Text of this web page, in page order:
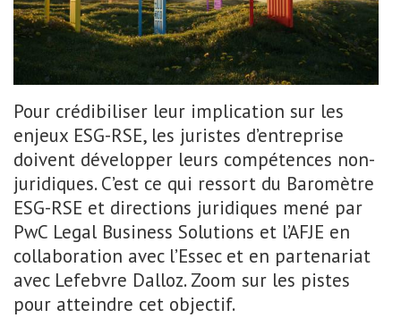
Pour crédibiliser leur implication sur les
enjeux ESG-RSE, les juristes d’entreprise
doivent développer leurs compétences non-
juridiques. C’est ce qui ressort du Baromètre
ESG-RSE et directions juridiques mené par
PwC Legal Business Solutions et l’AFJE en
collaboration avec l’Essec et en partenariat
avec Lefebvre Dalloz. Zoom sur les pistes
pour atteindre cet objectif.